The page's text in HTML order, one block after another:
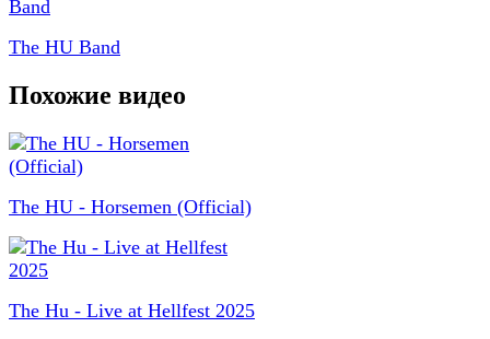
The HU Band
Похожие видео
The HU - Horsemen (Official)
The Hu - Live at Hellfest 2025